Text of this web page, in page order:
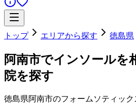
トップ エリアから探す 徳島県
阿南市でインソールを
院を探す
徳島県阿南市のフォームソティッ